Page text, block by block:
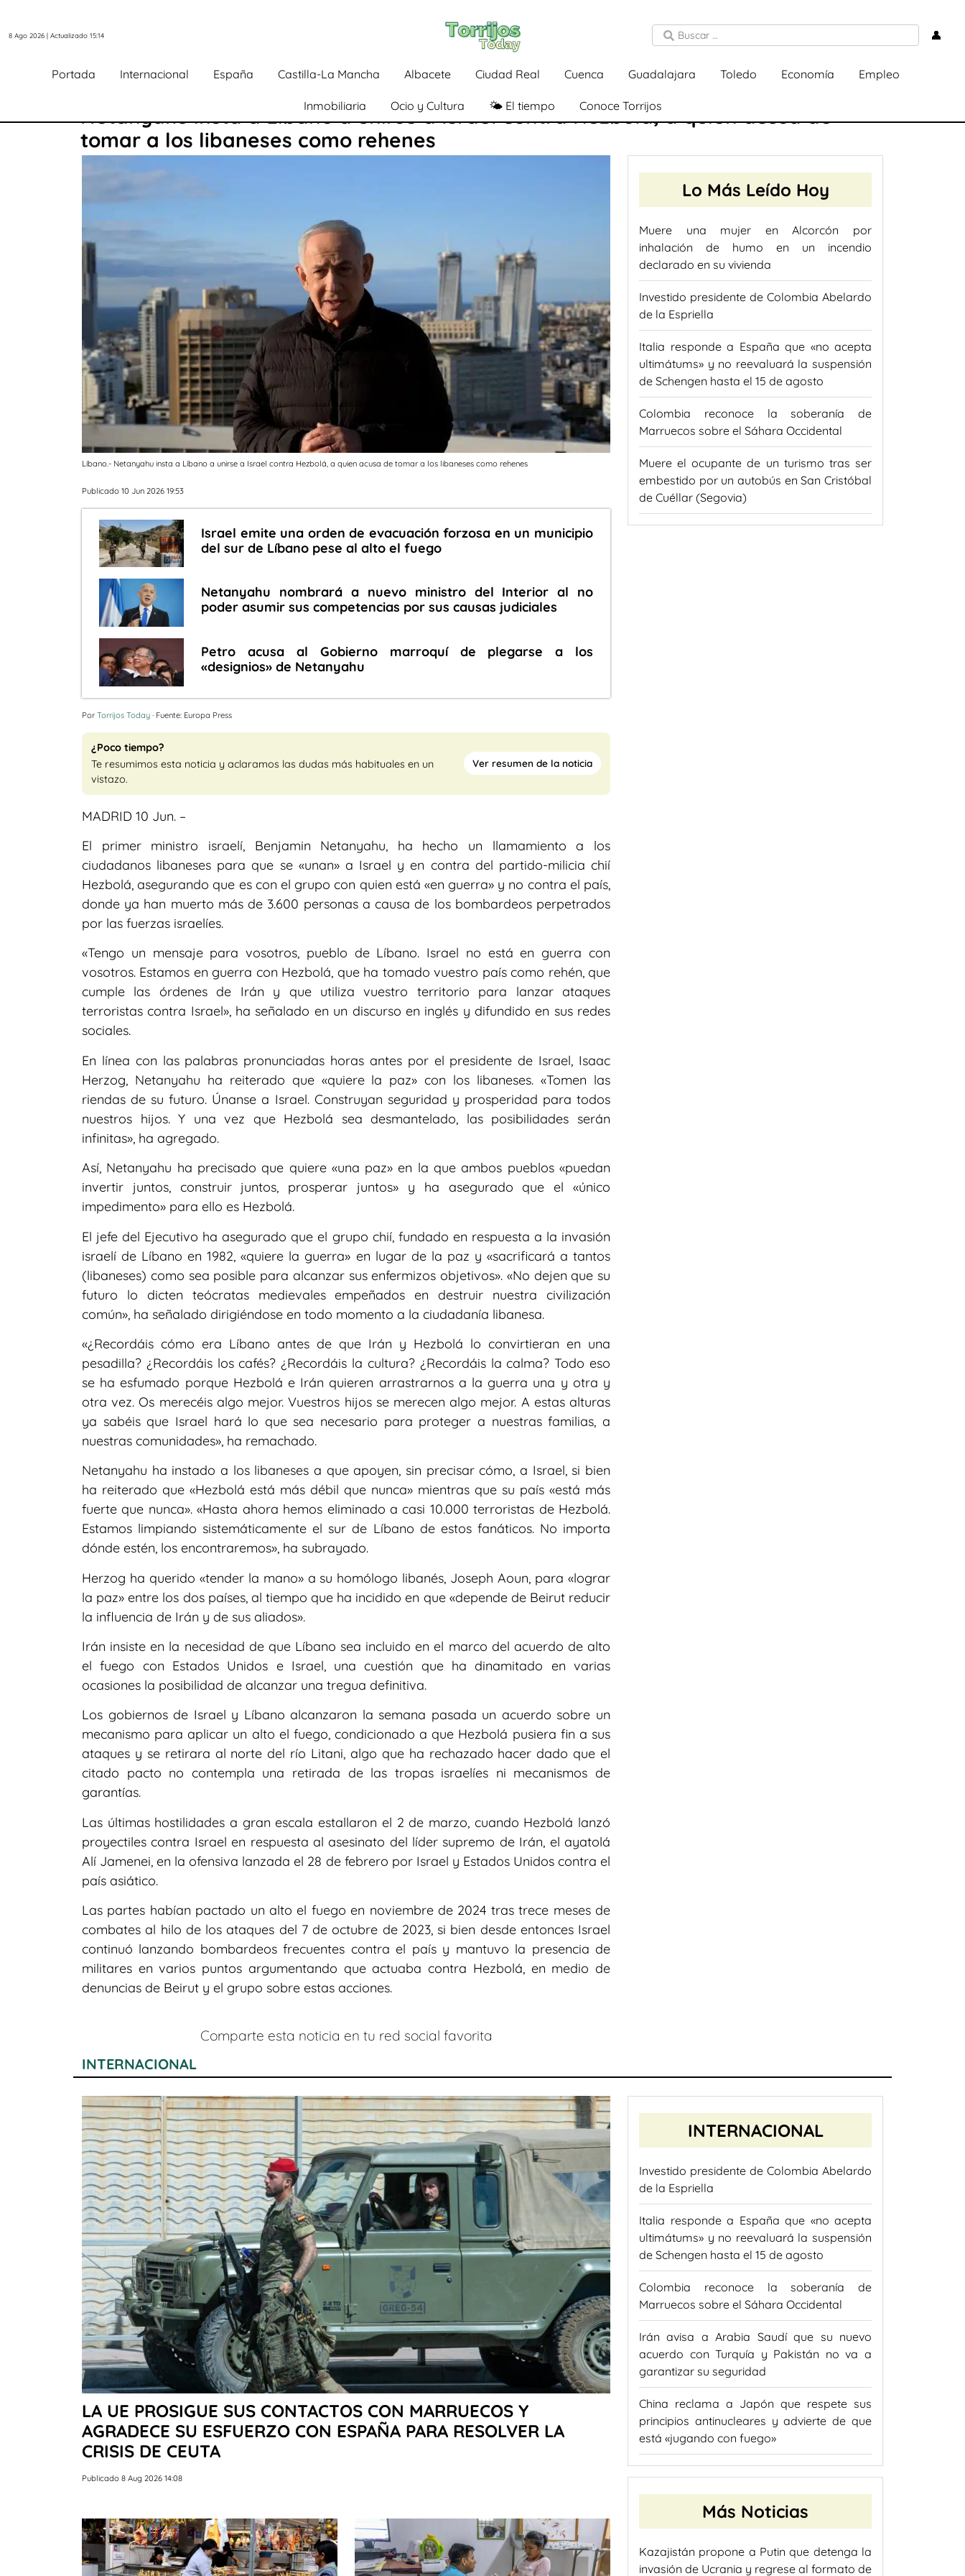
8 Ago 2026 | Actualizado 15:14 👤
Portada Internacional España Castilla-La Mancha Albacete Ciudad Real Cuenca Guadalajara Toledo Economía Empleo
Inmobiliaria Ocio y Cultura 🌤️ El tiempo Conoce Torrijos
Netanyahu insta a Líbano a unirse a Israel contra Hezbolá, a quien acusa de
tomar a los libaneses como rehenes
Líbano.- Netanyahu insta a Líbano a unirse a Israel contra Hezbolá, a quien acusa de tomar a los libaneses como rehenes
Publicado 10 Jun 2026 19:53
Israel emite una orden de evacuación forzosa en un municipio
del sur de Líbano pese al alto el fuego
Netanyahu nombrará a nuevo ministro del Interior al no
poder asumir sus competencias por sus causas judiciales
Petro acusa al Gobierno marroquí de plegarse a los
«designios» de Netanyahu
Por Torrijos Today · Fuente: Europa Press
¿Poco tiempo?
Te resumimos esta noticia y aclaramos las dudas más habituales en un
vistazo.
Ver resumen de la noticia
MADRID 10 Jun. –
El primer ministro israelí, Benjamin Netanyahu, ha hecho un llamamiento a los
ciudadanos libaneses para que se «unan» a Israel y en contra del partido-milicia chií
Hezbolá, asegurando que es con el grupo con quien está «en guerra» y no contra el país,
donde ya han muerto más de 3.600 personas a causa de los bombardeos perpetrados
por las fuerzas israelíes.
«Tengo un mensaje para vosotros, pueblo de Líbano. Israel no está en guerra con
vosotros. Estamos en guerra con Hezbolá, que ha tomado vuestro país como rehén, que
cumple las órdenes de Irán y que utiliza vuestro territorio para lanzar ataques
terroristas contra Israel», ha señalado en un discurso en inglés y difundido en sus redes
sociales.
En línea con las palabras pronunciadas horas antes por el presidente de Israel, Isaac
Herzog, Netanyahu ha reiterado que «quiere la paz» con los libaneses. «Tomen las
riendas de su futuro. Únanse a Israel. Construyan seguridad y prosperidad para todos
nuestros hijos. Y una vez que Hezbolá sea desmantelado, las posibilidades serán
infinitas», ha agregado.
Así, Netanyahu ha precisado que quiere «una paz» en la que ambos pueblos «puedan
invertir juntos, construir juntos, prosperar juntos» y ha asegurado que el «único
impedimento» para ello es Hezbolá.
El jefe del Ejecutivo ha asegurado que el grupo chií, fundado en respuesta a la invasión
israelí de Líbano en 1982, «quiere la guerra» en lugar de la paz y «sacrificará a tantos
(libaneses) como sea posible para alcanzar sus enfermizos objetivos». «No dejen que su
futuro lo dicten teócratas medievales empeñados en destruir nuestra civilización
común», ha señalado dirigiéndose en todo momento a la ciudadanía libanesa.
«¿Recordáis cómo era Líbano antes de que Irán y Hezbolá lo convirtieran en una
pesadilla? ¿Recordáis los cafés? ¿Recordáis la cultura? ¿Recordáis la calma? Todo eso
se ha esfumado porque Hezbolá e Irán quieren arrastrarnos a la guerra una y otra y
otra vez. Os merecéis algo mejor. Vuestros hijos se merecen algo mejor. A estas alturas
ya sabéis que Israel hará lo que sea necesario para proteger a nuestras familias, a
nuestras comunidades», ha remachado.
Netanyahu ha instado a los libaneses a que apoyen, sin precisar cómo, a Israel, si bien
ha reiterado que «Hezbolá está más débil que nunca» mientras que su país «está más
fuerte que nunca». «Hasta ahora hemos eliminado a casi 10.000 terroristas de Hezbolá.
Estamos limpiando sistemáticamente el sur de Líbano de estos fanáticos. No importa
dónde estén, los encontraremos», ha subrayado.
Herzog ha querido «tender la mano» a su homólogo libanés, Joseph Aoun, para «lograr
la paz» entre los dos países, al tiempo que ha incidido en que «depende de Beirut reducir
la influencia de Irán y de sus aliados».
Irán insiste en la necesidad de que Líbano sea incluido en el marco del acuerdo de alto
el fuego con Estados Unidos e Israel, una cuestión que ha dinamitado en varias
ocasiones la posibilidad de alcanzar una tregua definitiva.
Los gobiernos de Israel y Líbano alcanzaron la semana pasada un acuerdo sobre un
mecanismo para aplicar un alto el fuego, condicionado a que Hezbolá pusiera fin a sus
ataques y se retirara al norte del río Litani, algo que ha rechazado hacer dado que el
citado pacto no contempla una retirada de las tropas israelíes ni mecanismos de
garantías.
Las últimas hostilidades a gran escala estallaron el 2 de marzo, cuando Hezbolá lanzó
proyectiles contra Israel en respuesta al asesinato del líder supremo de Irán, el ayatolá
Alí Jamenei, en la ofensiva lanzada el 28 de febrero por Israel y Estados Unidos contra el
país asiático.
Las partes habían pactado un alto el fuego en noviembre de 2024 tras trece meses de
combates al hilo de los ataques del 7 de octubre de 2023, si bien desde entonces Israel
continuó lanzando bombardeos frecuentes contra el país y mantuvo la presencia de
militares en varios puntos argumentando que actuaba contra Hezbolá, en medio de
denuncias de Beirut y el grupo sobre estas acciones.
Comparte esta noticia en tu red social favorita
Lo Más Leído Hoy
Muere una mujer en Alcorcón por
inhalación de humo en un incendio
declarado en su vivienda
Investido presidente de Colombia Abelardo
de la Espriella
Italia responde a España que «no acepta
ultimátums» y no reevaluará la suspensión
de Schengen hasta el 15 de agosto
Colombia reconoce la soberanía de
Marruecos sobre el Sáhara Occidental
Muere el ocupante de un turismo tras ser
embestido por un autobús en San Cristóbal
de Cuéllar (Segovia)
INTERNACIONAL
LA UE PROSIGUE SUS CONTACTOS CON MARRUECOS Y
AGRADECE SU ESFUERZO CON ESPAÑA PARA RESOLVER LA
CRISIS DE CEUTA
Publicado 8 Aug 2026 14:08
INTERNACIONAL
Investido presidente de Colombia Abelardo
de la Espriella
Italia responde a España que «no acepta
ultimátums» y no reevaluará la suspensión
de Schengen hasta el 15 de agosto
Colombia reconoce la soberanía de
Marruecos sobre el Sáhara Occidental
Irán avisa a Arabia Saudí que su nuevo
acuerdo con Turquía y Pakistán no va a
garantizar su seguridad
China reclama a Japón que respete sus
principios antinucleares y advierte de que
está «jugando con fuego»
Más Noticias
Kazajistán propone a Putin que detenga la
invasión de Ucrania y regrese al formato de